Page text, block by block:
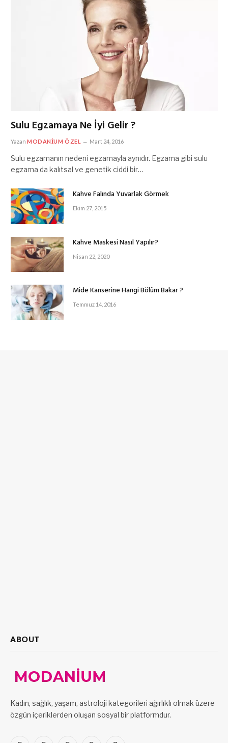
Sulu Egzamaya Ne İyi Gelir ?
Yazan MODANIUM ÖZEL Mart 24, 2016
Sulu egzamanın nedeni egzamayla aynıdır. Egzama gibi sulu
egzama da kalıtsal ve genetik ciddi bir…
Kahve Falında Yuvarlak Görmek
Ekim 27, 2015
Kahve Maskesi Nasıl Yapılır?
Nisan 22, 2020
Mide Kanserine Hangi Bölüm Bakar ?
Temmuz 14, 2016
ABOUT
Kadın, sağlık, yaşam, astroloji kategorileri ağırlıklı olmak üzere
özgün içeriklerden oluşan sosyal bir platformdur.